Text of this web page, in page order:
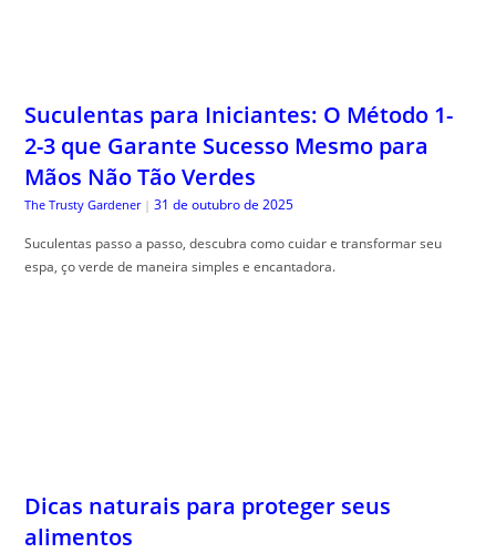
Suculentas para Iniciantes: O Método 1-
2-3 que Garante Sucesso Mesmo para
Mãos Não Tão Verdes
The Trusty Gardener | 31 de outubro de 2025
Suculentas passo a passo, descubra como cuidar e transformar seu
espa, ço verde de maneira simples e encantadora.
Dicas naturais para proteger seus
alimentos